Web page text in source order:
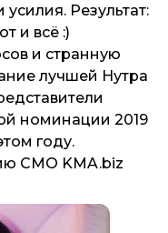
Результат:
и всё :)
и странную
лучшей Нутра
номинации 2019
году.
CMO KMA.biz